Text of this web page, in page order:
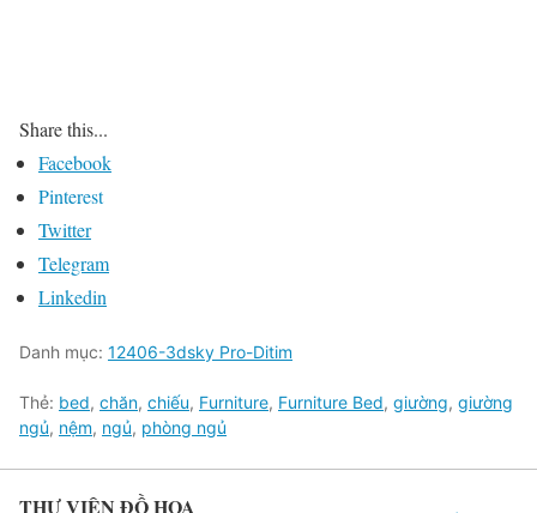
Share this...
Facebook
Pinterest
Twitter
Telegram
Linkedin
Danh mục: 12406-3dsky Pro-Ditim
Thẻ: bed, chăn, chiếu, Furniture, Furniture Bed, giường, giường
ngủ, nệm, ngủ, phòng ngủ
THƯ VIỆN ĐỒ HỌA